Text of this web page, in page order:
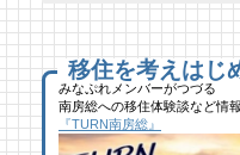
夏を先取
南房総市
49 views|
【コラボ
おさかな
夏を先取
南房総市
193 views|
ブルーベ
農園 庄兵
海遊び＆
すすめキ
40,693
似顔絵ケ
「プチ ア
移住を考えはじ
みなぷれメンバーがつづる
南房総への移住体験談など情
『TURN南房総』